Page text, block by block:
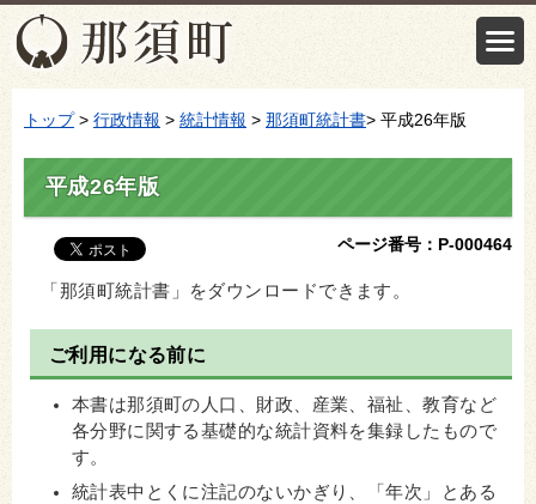
トップ> 行政情報 > 統計情報 > 那須町統計書> 平成26年版
平成26年版
ページ番号：P-000464
「那須町統計書」をダウンロードできます。
ご利用になる前に
本書は那須町の人口、財政、産業、福祉、教育など
各分野に関する基礎的な統計資料を集録したもので
す。
統計表中とくに注記のないかぎり、「年次」とある